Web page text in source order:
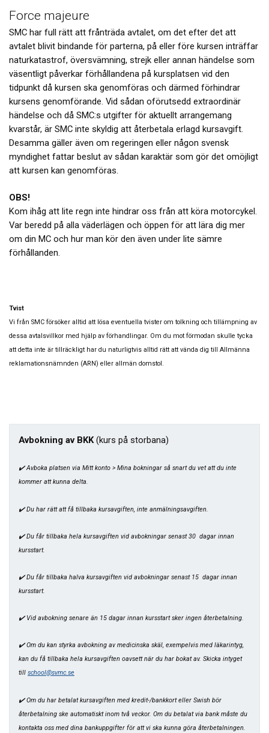
Force majeure
SMC har full rätt att frånträda avtalet, om det efter det att
avtalet blivit bindande för parterna, på eller före kursen inträffar
naturkatastrof, översvämning, strejk eller annan händelse som
väsentligt påverkar förhållandena på kursplatsen vid den
tidpunkt då kursen ska genomföras och därmed förhindrar
kursens genomförande. Vid sådan oförutsedd extraordinär
händelse och då SMC:s utgifter för aktuellt arrangemang
kvarstår, är SMC inte skyldig att återbetala erlagd kursavgift.
Desamma gäller även om regeringen eller någon svensk
myndighet fattar beslut av sådan karaktär som gör det omöjligt
att kursen kan genomföras.
OBS!
Kom ihåg att lite regn inte hindrar oss från att köra motorcykel.
Var beredd på alla väderlägen och öppen för att lära dig mer
om din MC och hur man kör den även under lite sämre
förhållanden.
Tvist
Vi från SMC försöker alltid att lösa eventuella tvister om tolkning och tillämpning av
dessa avtalsvillkor med hjälp av förhandlingar. Om du mot förmodan skulle tycka
att detta inte är tillräckligt har du naturligtvis alltid rätt att vända dig till Allmänna
reklamationsnämnden (ARN) eller allmän domstol.
Avbokning av BKK(kurs på storbana)
✔️ Avboka platsen via Mitt konto > Mina bokningar så snart du vet att du inte
kommer att kunna delta.
✔️ Du har rätt att få tillbaka kursavgiften, inte anmälningsavgiften.
✔️ Du får tillbaka hela kursavgiften vid avbokningar senast 30 dagar innan
kursstart.
✔️ Du får tillbaka halva kursavgiften vid avbokningar senast 15 dagar innan
kursstart.
✔️ Vid avbokning senare än 15 dagar innan kursstart sker ingen återbetalning.
✔️ Om du kan styrka avbokning av medicinska skäl, exempelvis med läkarintyg,
kan du få tillbaka hela kursavgiften oavsett när du har bokat av. Skicka intyget
till school@svmc.se
✔️ Om du har betalat kursavgiften med kredit-/bankkort eller Swish bör
återbetalning ske automatiskt inom två veckor. Om du betalat via bank måste du
kontakta oss med dina bankuppgifter för att vi ska kunna göra återbetalningen.